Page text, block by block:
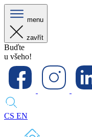
menu
zavřít
Buďte
u všeho!
CS EN